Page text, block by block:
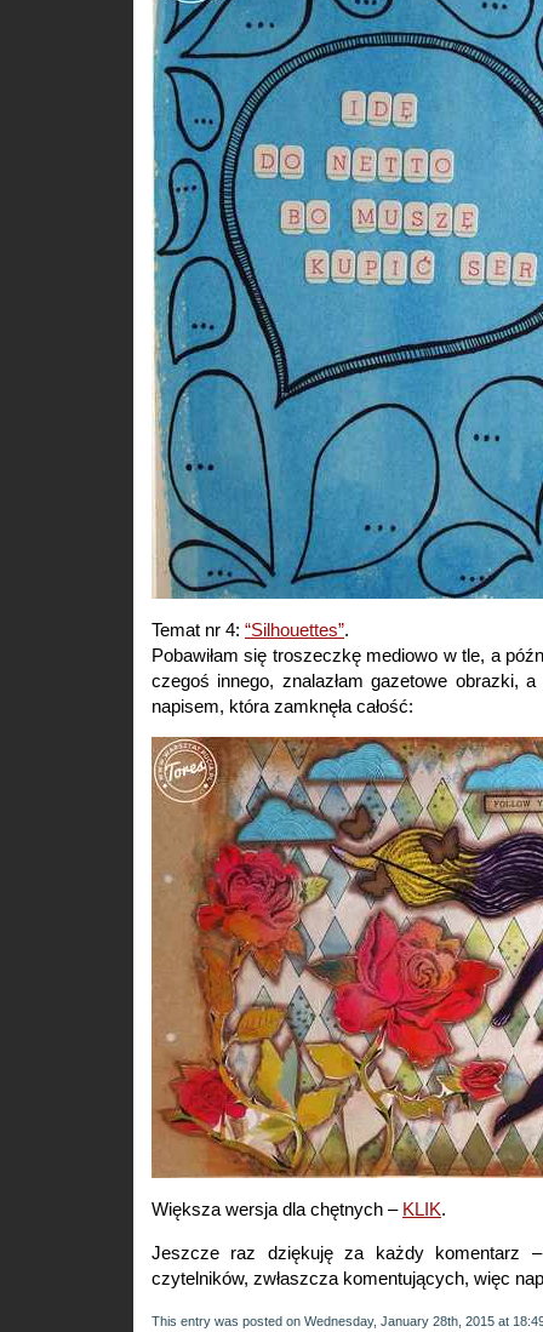
Temat nr 4: “Silhouettes”.
Pobawiłam się troszeczkę mediowo w tle, a
czegoś innego, znalazłam gazetowe obrazki,
napisem, która zamknęła całość:
Większa wersja dla chętnych – KLIK.
Jeszcze raz dziękuję za każdy komentarz
czytelników, zwłaszcza komentujących, więc
This entry was posted on Wednesday, January 28th, 2015 at